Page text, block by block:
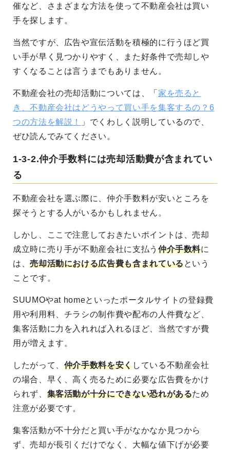
催など、さまざまな方法を使って不動産会社は買い
手を探します。
当然ですが、広告や宣伝活動を積極的に行うほど買
い手が早く見つかりやすく、また好条件で売却しや
すくなることは言うまでもありません。
不動産会社の売却活動については、「 家を売ると
き、不動産会社はどうやって買い手を集客するの？6
つの方法を解説！
」でくわしく説明しているので、
ぜひ読んでみてください。
1-3-2.仲介手数料には売却活動費が含まれてい
る
不動産会社を選ぶ際に、仲介手数料が安いところを
探そうとする人がいるかもしれません。
しかし、 ここで注意しておきたいポイントは、売却
成立時に売り手が不動産会社に支払う 仲介手数料に
は、売却活動における広告費も含まれているという
ことです。
SUUMOやat homeといったポータルサイトの登録費
用や利用料、チラシの制作費や配布の人件費など、
集客活動に力を入れれば入れるほど、当然ですが費
用が増えます。
したがって、 仲介手数料を安くしている不動産会社
の場合、早く、高く売るために必要な広告費をかけ
られず、 集客活動が十分にできない恐れがあるため
注意が必要です。
集客活動が不十分だと買い手がなかなか見つから
ず、売却が長引くだけでなく、大幅な値下げが必要